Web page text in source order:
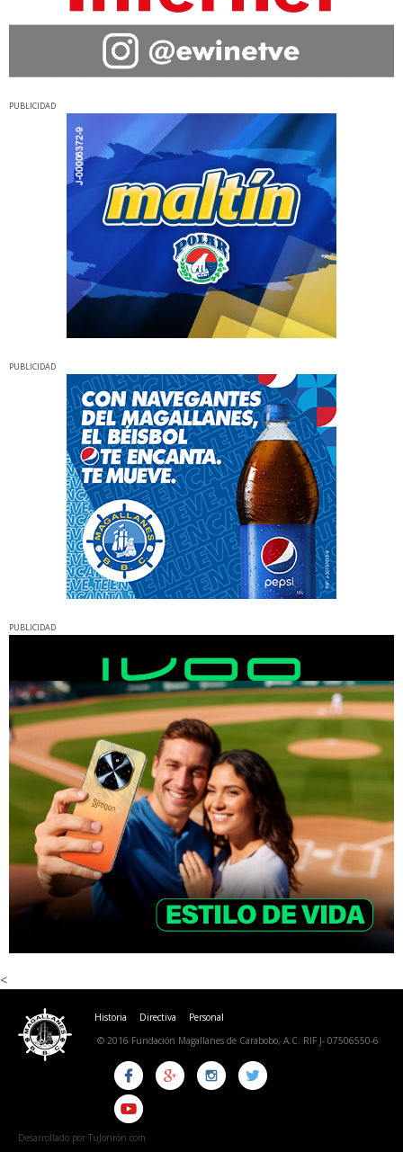
PUBLICIDAD
PUBLICIDAD
PUBLICIDAD
<
Historia Directiva
Personal
© 2016 Fundación Magallanes de Carabobo, A.C. RIF J- 07506550-6
Desarrollado por TuJonrón.com